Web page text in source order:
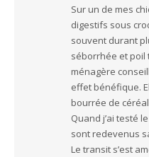
Sur un de mes
digestifs sous
souvent durant
séborrhée et poil
ménagère
effet bénéfique.
bourrée de
Quand j’ai testé
sont redevenus
Le transit s’est